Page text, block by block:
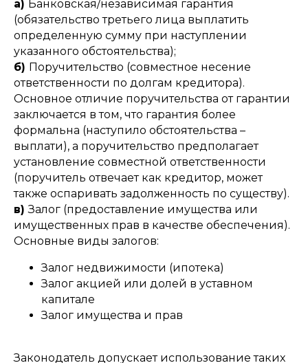
а) Банковская/независимая гарантия
(обязательство третьего лица выплатить
определенную сумму при наступлении
указанного обстоятельства);
б) Поручительство (совместное несение
ответственности по долгам кредитора).
Основное отличие поручительства от гарантии
заключается в том, что гарантия более
формальна (наступило обстоятельства –
выплати), а поручительство предполагает
установление совместной ответственности
(поручитель отвечает как кредитор, может
также оспаривать задолженность по существу).
в)Залог (предоставление имущества или
имущественных прав в качестве обеспечения).
Основные виды залогов:
Залог недвижимости (ипотека)
Залог акцией или долей в уставном
капитале
Залог имущества и прав
Законодатель допускает использование таких